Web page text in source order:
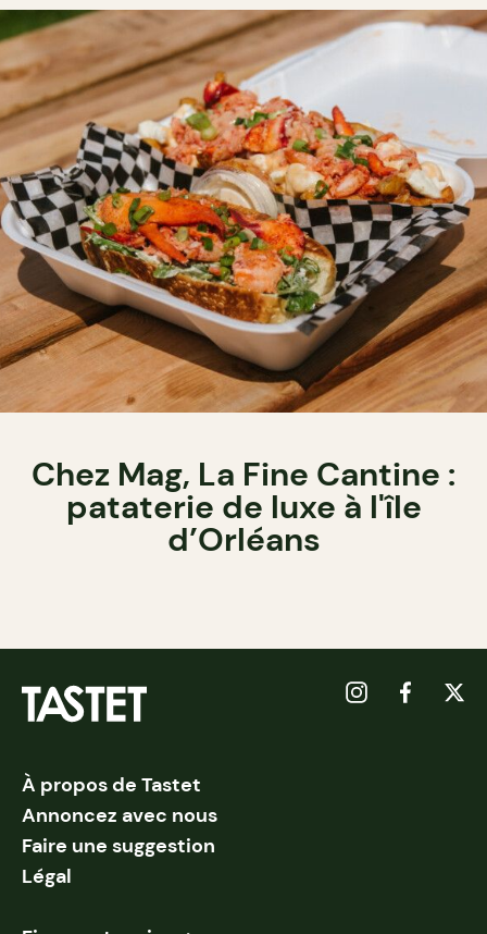
Chez Mag, La Fine Cantine :
pataterie de luxe à l'île
d’Orléans
À propos de Tastet
Annoncez avec nous
Faire une suggestion
Légal